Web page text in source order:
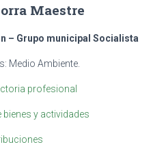
Maestre
– Grupo municipal Socialista
Medio Ambiente.
profesional
bienes y actividades